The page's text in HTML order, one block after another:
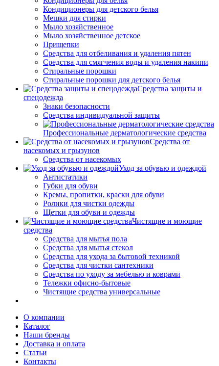
Кондиционеры для детского белья
Мешки для стирки
Мыло хозяйственное
Мыло хозяйственное детское
Прищепки
Средства для отбеливания и удаления пятен
Средства для смягчения воды и удаления накипи
Стиральные порошки
Стиральные порошки для детского белья
Средства защиты и
спецодежда
Знаки безопасности
Средства индивидуальной защиты
Профессиональные дерматологические средства
Средства от
насекомых и грызунов
Средства от насекомых
Уход за обувью и одеждой
Антистатики
Губки для обуви
Кремы, пропитки, краски для обуви
Ролики для чистки одежды
Щетки для обуви и одежды
Чистящие и моющие
средства
Средства для мытья пола
Средства для мытья стекол
Средства для ухода за бытовой техникой
Средства для чистки сантехники
Средства по уходу за мебелью и коврами
Тележки офисно-бытовые
Чистящие средства универсальные
О компании
Каталог
Наши бренды
Доставка и оплата
Статьи
Контакты